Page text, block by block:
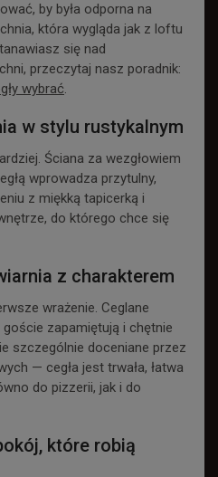
by była odporna na
która wygląda jak z loftu
się nad
przeczytaj nasz poradnik:
wybrać.
w stylu rustykalnym
Ściana za wezgłowiem
wprowadza przytulny,
z miękką tapicerką i
do którego chce się
z charakterem
wrażenie. Ceglane
zapamiętują i chętnie
szczególnie doceniane przez
— cegła jest trwała, łatwa
do pizzerii, jak i do
które robią